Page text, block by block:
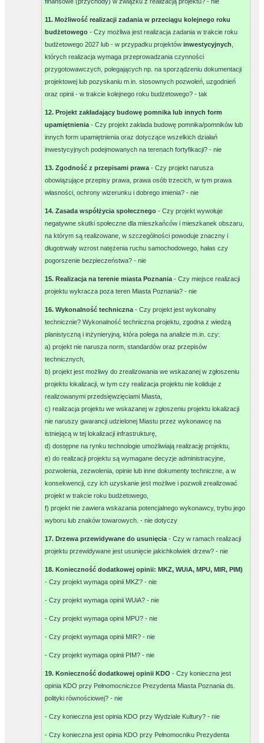
11. Możliwość realizacji zadania w przeciągu kolejnego roku
budżetowego- Czy możliwa jest realizacja zadania w trakcie roku
budżetowego 2027 lub - w przypadku projektówinwestycyjnych
których realizacja wymaga przeprowadzania czynności
przygotowawczych, polegających np. na sporządzeniu dokumentacji
projektowej lub pozyskaniu m.in. stosownych pozwoleń, uzgodnień
oraz opinii - w trakcie kolejnego roku budżetowego? -tak
12. Projekt zakładający budowę pomnika lub innych form
upamiętnienia- Czy projekt zakłada budowę pomnika/pomników lub
innych form upamiętnienia oraz dotyczące wszelkich działań
inwestycyjnych podejmowanych na terenach fortyfikacji? -nie
13. Zgodność z przepisami prawa- Czy projekt narusza
obowiązujące przepisy prawa, prawa osób trzecich, w tym prawa
własności, ochrony wizerunku i dobrego imienia? -nie
14. Zasada współżycia społecznego- Czy projekt wywołuje
negatywne skutki społeczne dla mieszkańców i mieszkanek obszaru,
na którym są realizowane, w szczególności powoduje znaczny i
długotrwały wzrost natężenia ruchu samochodowego, hałas czy
pogorszenie bezpieczeństwa? -nie
15. Realizacja na terenie miasta Poznania- Czy miejsce realizacji
projektu wykracza poza teren Miasta Poznania? -nie
16. Wykonalność techniczna- Czy projekt jest wykonalny
technicznie? Wykonalność techniczna projektu, zgodna z wiedzą
planistyczną i inżynieryjną, która polega na analizie m.in. czy:
a) projekt nie narusza norm, standardów oraz przepisów
technicznych,
b) projekt jest możliwy do zrealizowania we wskazanej w zgłoszeniu
projektu lokalizacji, w tym czy realizacja projektu nie koliduje z
realizowanymi przedsięwzięciami Miasta,
c) realizacja projektu we wskazanej w zgłoszeniu projektu lokalizacji
nie naruszy gwarancji udzielonej Miastu przez wykonawcę na
istniejącą w tej lokalizacji infrastrukturę,
d) dostępne na rynku technologie umożliwiają realizację projektu,
e) do realizacji projektu są wymagane decyzje administracyjne,
pozwolenia, zezwolenia, opinie lub inne dokumenty techniczne, a w
konsekwencji, czy ich uzyskanie jest możliwe i pozwoli zrealizować
projekt w trakcie roku budżetowego,
f) projekt nie zawiera wskazania potencjalnego wykonawcy, trybu jego
wyboru lub znaków towarowych. -nie dotyczy
17. Drzewa przewidywane do usunięcia- Czy w ramach realizacji
projektu przewidywane jest usunięcie jakichkolwiek drzew? -nie
18. Konieczność dodatkowej opinii: MKZ, WUiA, MPU, MIR, PIM)
- Czy projekt wymaga opinii MKZ? -nie
- Czy projekt wymaga opinii WUiA? -nie
- Czy projekt wymaga opinii MPU? -nie
- Czy projekt wymaga opinii MIR? -nie
- Czy projekt wymaga opinii PIM? -nie
19. Konieczność dodatkowej opinii KDO- Czy konieczna jest
opinia KDO przy Pełnomocniczce Prezydenta Miasta Poznania ds.
polityki równościowej? -nie
- Czy konieczna jest opinia KDO przy Wydziale Kultury? -nie
- Czy konieczna jest opinia KDO przy Pełnomocniku Prezydenta